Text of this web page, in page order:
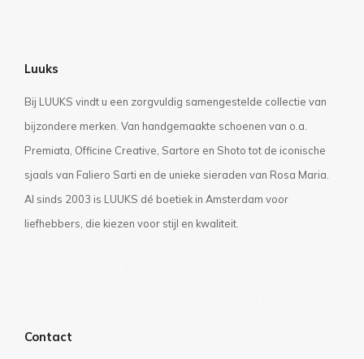
Luuks
Bij LUUKS vindt u een zorgvuldig samengestelde collectie van
bijzondere merken. Van handgemaakte schoenen van o.a.
Premiata, Officine Creative, Sartore en Shoto tot de iconische
sjaals van Faliero Sarti en de unieke sieraden van Rosa Maria.
Al sinds 2003 is LUUKS dé boetiek in Amsterdam voor
liefhebbers, die kiezen voor stijl en kwaliteit.
Contact